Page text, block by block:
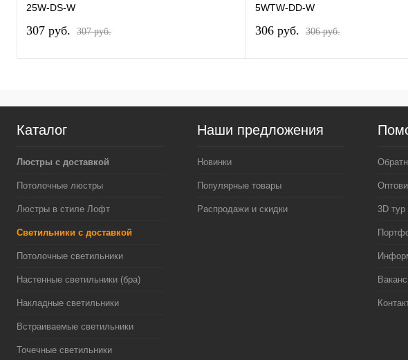
25W-DS-W
307 pуб. 307 pуб.
5WTW-DD-W
306 pуб. 306 pуб.
Каталог
Люстры с доставкой
Потолочные люстры
Люстры в стиле Лофт
Светильники с доставкой
Потолочные светильники
Настенные светильники (бра)
Накладные светильники
Встраиваемые светильники
Точечные светильники
Наши предложения
Новинки
Популярные товары
Распродажи и скидки 3D тур